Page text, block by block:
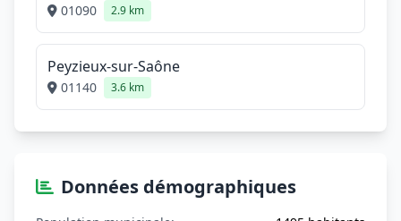
01090 2.9 km
Peyzieux-sur-Saône
01140 3.6 km
Données démographiques